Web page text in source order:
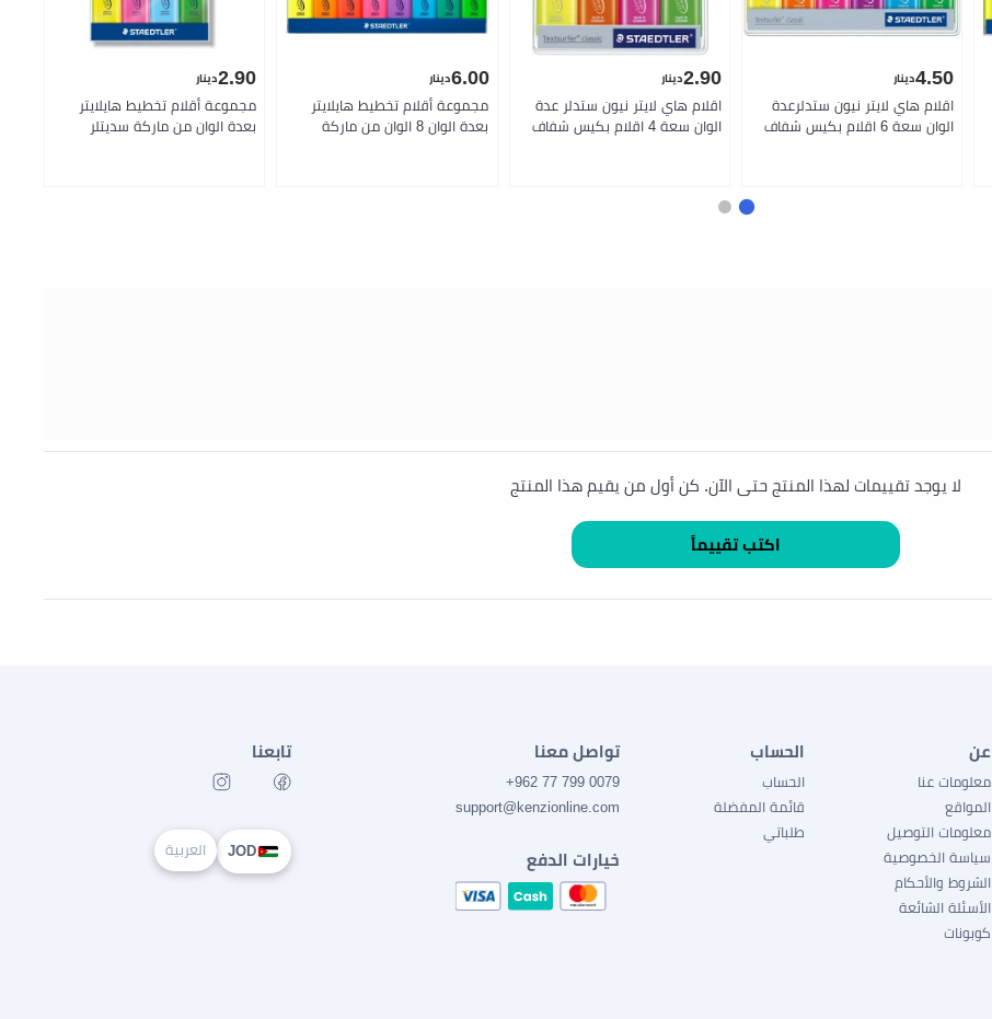
4.50دينار
اقلام هاي لايتر نيون ستدلرعدة
الوان سعة 6 اقلام بكيس شفاف
2.90دينار
اقلام هاي لايتر نيون ستدلر عدة
الوان سعة 4 اقلام بكيس شفاف
6.00دينار
مجموعة أقلام تخطيط هايلايتر
بعدة الوان 8 الوان من ماركة
2.90دينار
مجموعة أقلام تخطيط هايلايتر
بعدة الوان من ماركة سديتلر
لا يوجد تقييمات لهذا المنتج حتى الآن. كن أول من يقيم هذا المنتج
عن
معلومات عنا
المواقع
معلومات التوصيل
سياسة الخصوصية
الشروط والأحكام
الأسئلة الشائعة
كوبونات
الحساب
الحساب
قائمة المفضلة
طلباتي
تواصل معنا
0079 799 77 962+
support@kenzionline.com
خيارات الدفع
تابعنا
JOD العربية